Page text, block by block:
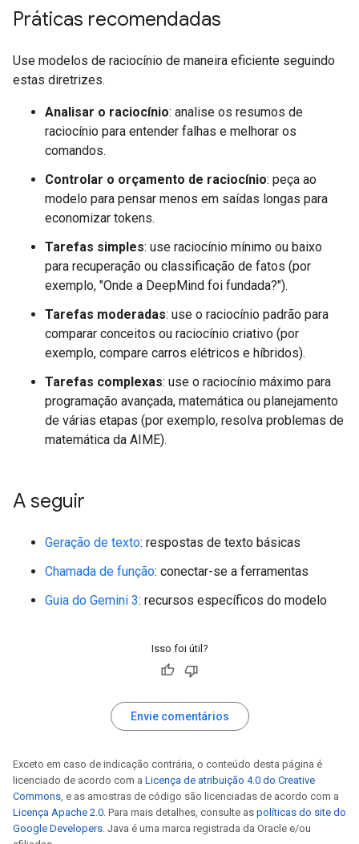
Práticas recomendadas
Use modelos de raciocínio de maneira eficiente seguindo
estas diretrizes.
Analisar o raciocínio: analise os resumos de
raciocínio para entender falhas e melhorar os
comandos.
Controlar o orçamento de raciocínio: peça ao
modelo para pensar menos em saídas longas para
economizar tokens.
Tarefas simples: use raciocínio mínimo ou baixo
para recuperação ou classificação de fatos (por
exemplo, "Onde a DeepMind foi fundada?").
Tarefas moderadas: use o raciocínio padrão para
comparar conceitos ou raciocínio criativo (por
exemplo, compare carros elétricos e híbridos).
Tarefas complexas: use o raciocínio máximo para
programação avançada, matemática ou planejamento
de várias etapas (por exemplo, resolva problemas de
matemática da AIME).
A seguir
Geração de texto: respostas de texto básicas
Chamada de função: conectar-se a ferramentas
Guia do Gemini 3: recursos específicos do modelo
Isso foi útil?
Envie comentários
Exceto em caso de indicação contrária, o conteúdo desta página é
licenciado de acordo com a Licença de atribuição 4.0 do Creative
Commons , e as amostras de código são licenciadas de acordo com a
Licença Apache 2.0 . Para mais detalhes, consulte as políticas do site do
Google Developers . Java é uma marca registrada da Oracle e/ou